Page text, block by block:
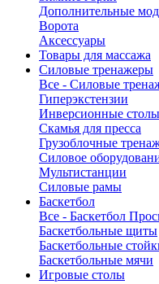
Дополнительные
Ворота
Аксессуары
Товары для массажа
Силовые тренажеры
Все - Силовые
Гиперэкстензии
Инверсионные столы
Скамья для пресса
Грузоблочные
Силовое
Мультистанции
Силовые рамы
Баскетбол
Все - Баскетбол
Баскетбольные щиты
Баскетбольные
Баскетбольные мячи
Игровые столы